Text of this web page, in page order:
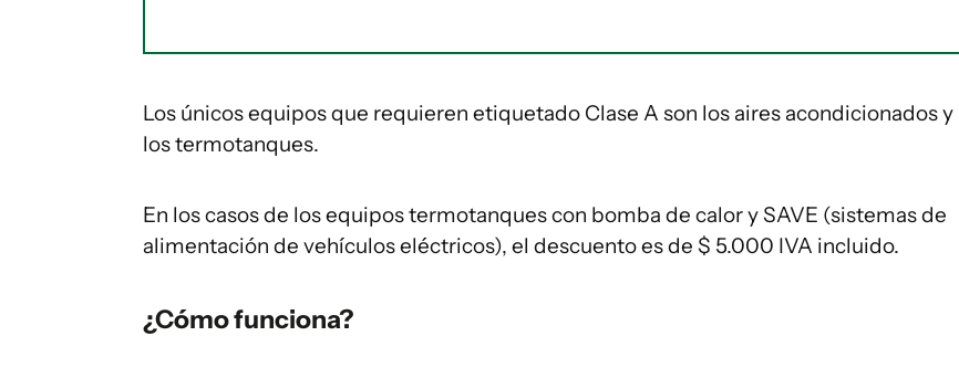
Los únicos equipos que requieren etiquetado Clase A son los aires acondicionados y
los termotanques.
En los casos de los equipos termotanques con bomba de calor y SAVE (sistemas de
alimentación de vehículos eléctricos), el descuento es de $ 5.000 IVA incluido.
¿Cómo funciona?